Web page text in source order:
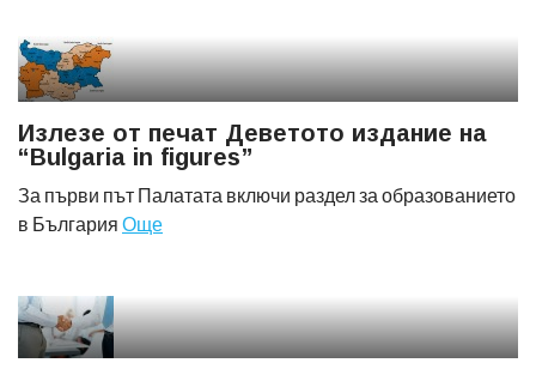
Излезе от печат Деветото издание на
“Bulgaria in figures”
За първи път Палатата включи раздел за образованието
в България Още